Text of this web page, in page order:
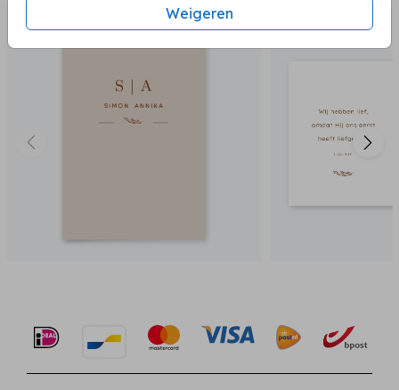
Weigeren